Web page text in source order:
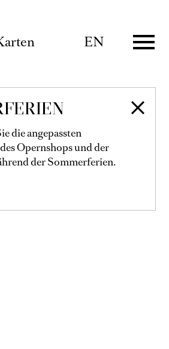
EN
die angepassten
Opernshops und der
der Sommerferien.